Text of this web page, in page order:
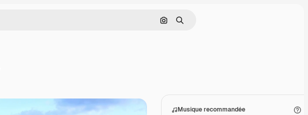
Rechercher par image
Rechercher
Musique recommandée